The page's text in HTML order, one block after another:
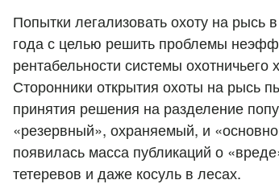
Попытки легализовать охоту на
года с целью решить проблемы
рентабельности системы охотничьего
Сторонники открытия охоты на рысь
принятия решения на разделение
«резервный», охраняемый, и
появилась масса публикаций о
тетеревов и даже косуль в лесах.